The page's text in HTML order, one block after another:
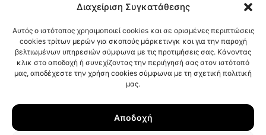
Διαχείριση Συγκατάθεσης
Αυτός ο ιστότοπος χρησιμοποιεί cookies και σε ορισμένες περιπτώσεις
cookies τρίτων μερών για σκοπούς μάρκετινγκ και για την παροχή
βελτιωμένων υπηρεσιών σύμφωνα με τις προτιμήσεις σας. Κάνοντας
κλικ στο αποδοχή ή συνεχίζοντας την περιήγησή σας στον ιστότοπό
μας, αποδέχεστε την χρήση cookies σύμφωνα με τη σχετική πολιτική
μας.
Αποδοχή
Όροι Χρήσης